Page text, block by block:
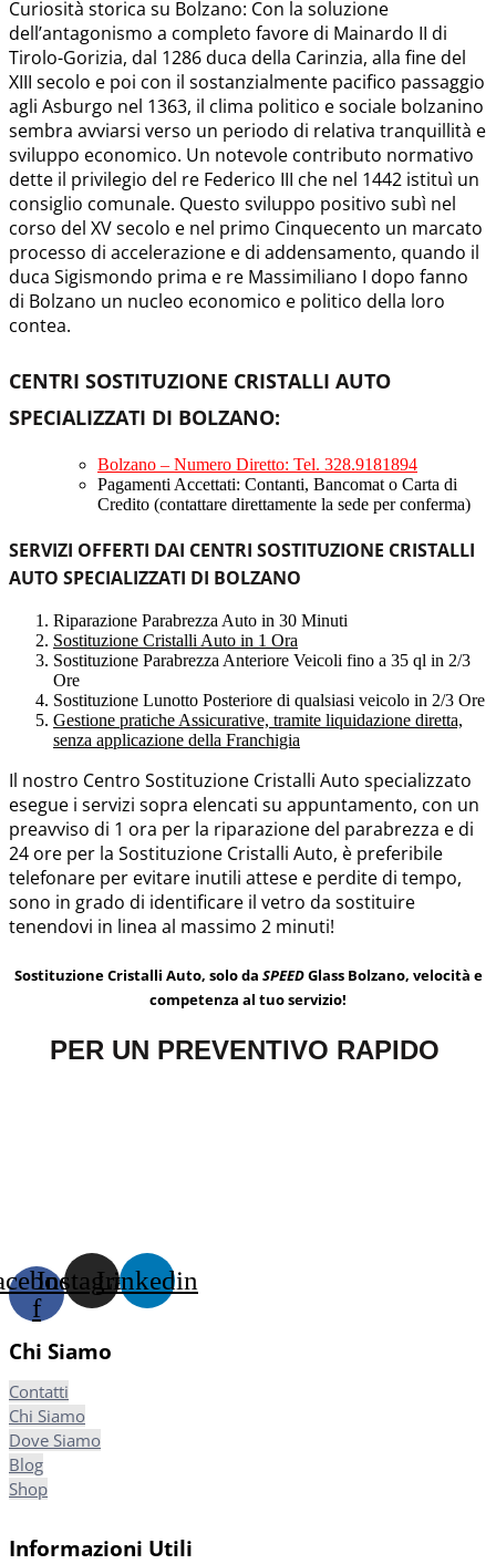
Curiosità storica su Bolzano: Con la soluzione
dell’antagonismo a completo favore di Mainardo II di
Tirolo-Gorizia, dal 1286 duca della Carinzia, alla fine del
XIII secolo e poi con il sostanzialmente pacifico passaggio
agli Asburgo nel 1363, il clima politico e sociale bolzanino
sembra avviarsi verso un periodo di relativa tranquillità e
sviluppo economico. Un notevole contributo normativo
dette il privilegio del re Federico III che nel 1442 istituì un
consiglio comunale. Questo sviluppo positivo subì nel
corso del XV secolo e nel primo Cinquecento un marcato
processo di accelerazione e di addensamento, quando il
duca Sigismondo prima e re Massimiliano I dopo fanno
di Bolzano un nucleo economico e politico della loro
contea.
CENTRI SOSTITUZIONE CRISTALLI AUTO
SPECIALIZZATI DI BOLZANO:
Bolzano – Numero Diretto: Tel. 328.9181894
Pagamenti Accettati: Contanti, Bancomat o Carta di
Credito (contattare direttamente la sede per conferma)
SERVIZI OFFERTI DAI CENTRI SOSTITUZIONE CRISTALLI
AUTO SPECIALIZZATI DI BOLZANO
Riparazione Parabrezza Auto in 30 Minuti
Sostituzione Cristalli Auto in 1 Ora
Sostituzione Parabrezza Anteriore Veicoli fino a 35 ql in 2/3
Ore
Sostituzione Lunotto Posteriore di qualsiasi veicolo in 2/3 Ore
Gestione pratiche Assicurative, tramite liquidazione diretta,
senza applicazione della Franchigia
Il nostro Centro Sostituzione Cristalli Auto specializzato
esegue i servizi sopra elencati su appuntamento, con un
preavviso di 1 ora per la riparazione del parabrezza e di
24 ore per la Sostituzione Cristalli Auto, è preferibile
telefonare per evitare inutili attese e perdite di tempo,
sono in grado di identificare il vetro da sostituire
tenendovi in linea al massimo 2 minuti!
Sostituzione Cristalli Auto, solo da SPEEDGlass Bolzano, velocità e
competenza al tuo servizio!
PER UN PREVENTIVO RAPIDO
f
InstagramLinkedin
Chi Siamo
Contatti
Chi Siamo
Dove Siamo
Blog
Shop
Informazioni Utili